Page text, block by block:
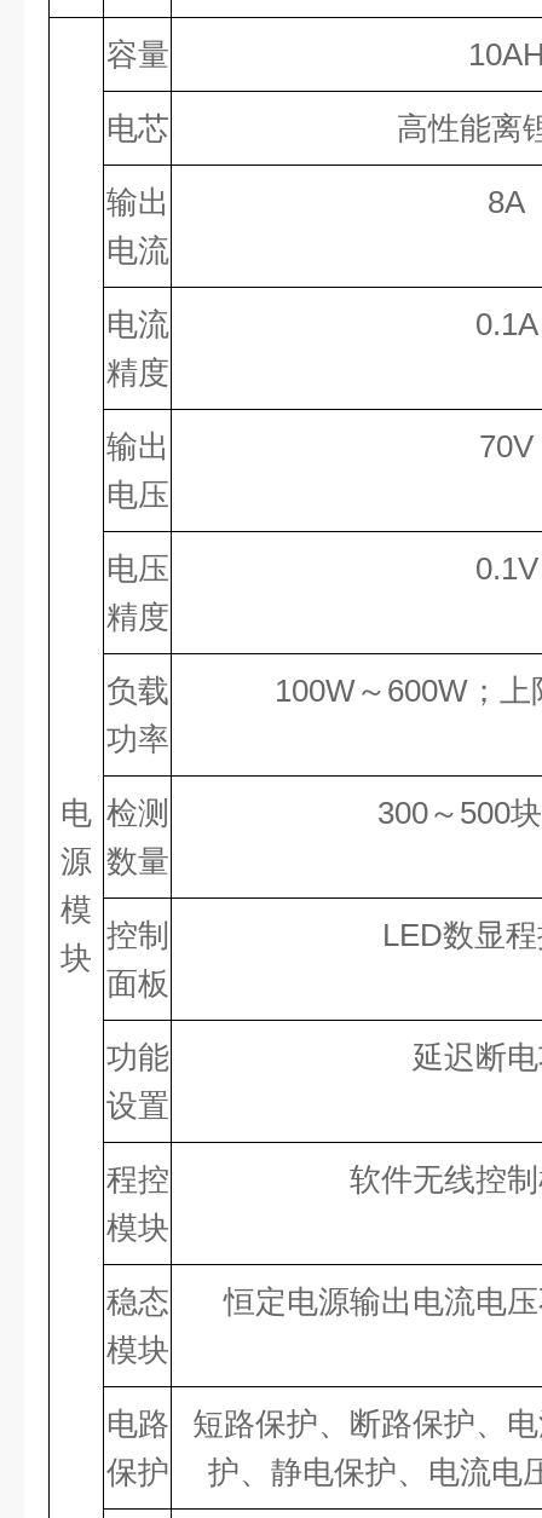
电
源
模
块
容量 10
电芯 高性能离
输出
电流
8A
电流
精度
0.1A
输出
电压
70V
电压
精度
0.1V
负载
功率
100W～ 600W；上
检测
数量
300～ 500
控制
面板
LED数显
功能
设置
延迟断
程控
模块
软件无线控
稳态
模块
恒定电源输出电流电
电路
保护
短路保护、断路保护、
护、静电保护、电流电